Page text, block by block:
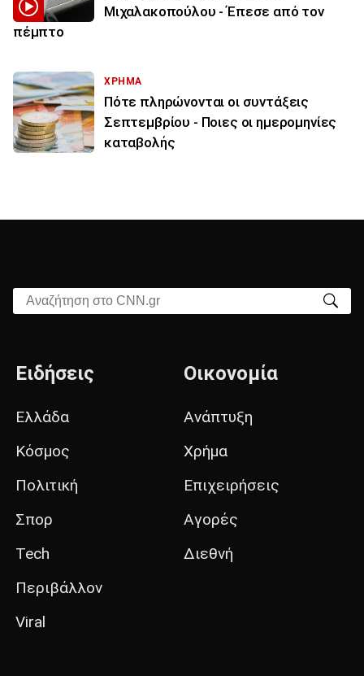
Μιχαλακοπούλου - Έπεσε από τον
πέμπτο
ΧΡΗΜΑ
Πότε πληρώνονται οι συντάξεις
Σεπτεμβρίου - Ποιες οι ημερομηνίες
καταβολής
Αναζήτηση στο CNN.gr
Ειδήσεις
Ελλάδα
Κόσμος
Πολιτική
Σπορ
Tech
Περιβάλλον
Viral
Οικονομία
Ανάπτυξη
Χρήμα
Επιχειρήσεις
Αγορές
Διεθνή